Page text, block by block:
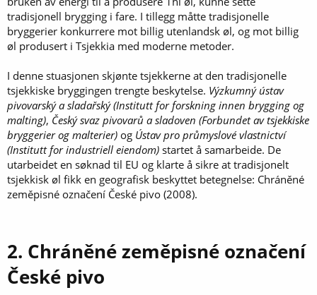
tradisjonell brygging i fare. I tillegg måtte tradisjonelle
bryggerier konkurrere mot billig utenlandsk øl, og mot billig
øl produsert i Tsjekkia med moderne metoder.
I denne stuasjonen skjønte tsjekkerne at den tradisjonelle
tsjekkiske bryggingen trengte beskytelse. Výzkumný ústav
pivovarský a sladařský (Institutt for forskning innen brygging og
malting), Český svaz pivovarů a sladoven (Forbundet av tsjekkiske
bryggerier og malterier) og Ústav pro průmyslové vlastnictví
(Institutt for industriell eiendom) startet å samarbeide. De
utarbeidet en søknad til EU og klarte å sikre at tradisjonelt
tsjekkisk øl fikk en geografisk beskyttet betegnelse: Chráněné
zeměpisné označení České pivo (2008).
2. Chráněné zeměpisné označení
České pivo